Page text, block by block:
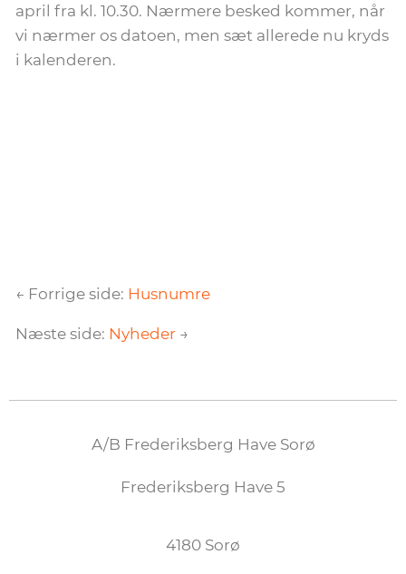
april fra kl. 10.30. Nærmere besked kommer, når
vi nærmer os datoen, men sæt allerede nu kryds
i kalenderen.
← Forrige side: Husnumre
Næste side: Nyheder →
A/B Frederiksberg Have Sorø
Frederiksberg Have 5
4180 Sorø